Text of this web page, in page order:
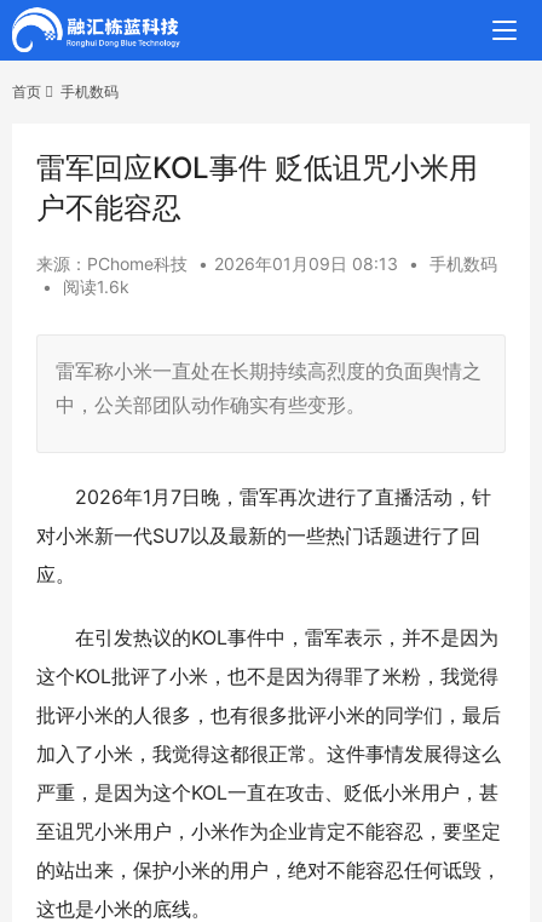
首页 手机数码
雷军回应KOL事件 贬低诅咒小米用
户不能容忍
来源：PChome科技 • 2026年01月09日 08:13 •
手机数码
•
阅读1.6k
雷军称小米一直处在长期持续高烈度的负面舆情之
中，公关部团队动作确实有些变形。
2026年1月7日晚，雷军再次进行了直播活动，针
对小米新一代SU7以及最新的一些热门话题进行了回
应。
在引发热议的KOL事件中，雷军表示，并不是因为
这个KOL批评了小米，也不是因为得罪了米粉，我觉得
批评小米的人很多，也有很多批评小米的同学们，最后
加入了小米，我觉得这都很正常。这件事情发展得这么
严重，是因为这个KOL一直在攻击、贬低小米用户，甚
至诅咒小米用户，小米作为企业肯定不能容忍，要坚定
的站出来，保护小米的用户，绝对不能容忍任何诋毁，
这也是小米的底线。